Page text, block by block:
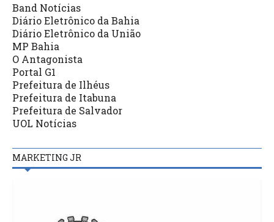
Band Notícias
Diário Eletrônico da Bahia
Diário Eletrônico da União
MP Bahia
O Antagonista
Portal G1
Prefeitura de Ilhéus
Prefeitura de Itabuna
Prefeitura de Salvador
UOL Notícias
MARKETING JR